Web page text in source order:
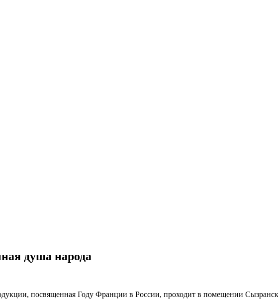
душа народа
посвященная Году Франции в России, проходит в помещении